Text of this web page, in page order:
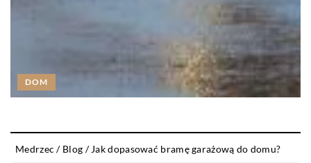
DOM
Medrzec / Blog / Jak dopasować bramę garażową do domu?